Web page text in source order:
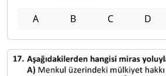
A B C D